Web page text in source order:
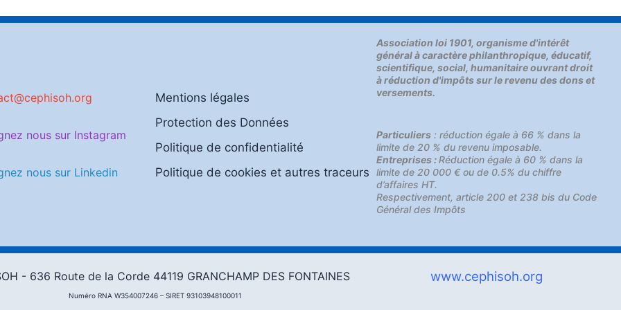
nous sur Instagram
nous sur Linkedin
Mentions légales
Protection des Données
Politique de confidentialité
Politique de cookies et autres traceurs
Association loi 1901, organisme d'intérêt
général à caractère philanthropique, éducatif,
scientifique, social, humanitaire ouvrant droit
à réduction d'impôts sur le revenu des dons et
versements.
Particuliers: réduction égale à 66 % dans la
limite de 20 % du revenu imposable.
Entreprises :Réduction égale à 60 % dans la
limite de 20 000 € ou de 0.5% du chiffre
d’affaires HT.
Respectivement, article 200 et 238 bis du Code
Général des Impôts
- 636 Route de la Corde 44119 GRANCHAMP DES FONTAINES
Numéro RNA W354007246 – SIRET 93103948100011
www.cephisoh.org